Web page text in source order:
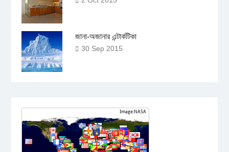
জানা-অজানার এন্টার্কটিকা
30 Sep 2015